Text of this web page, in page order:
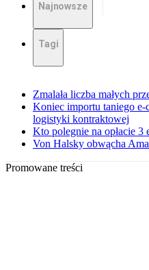
Najnowsze
Tagi
Zmalała liczba małych
Koniec importu taniego
logistyki kontraktowej
Kto polegnie na opłacie 3
Von Halsky obwącha
Promowane treści